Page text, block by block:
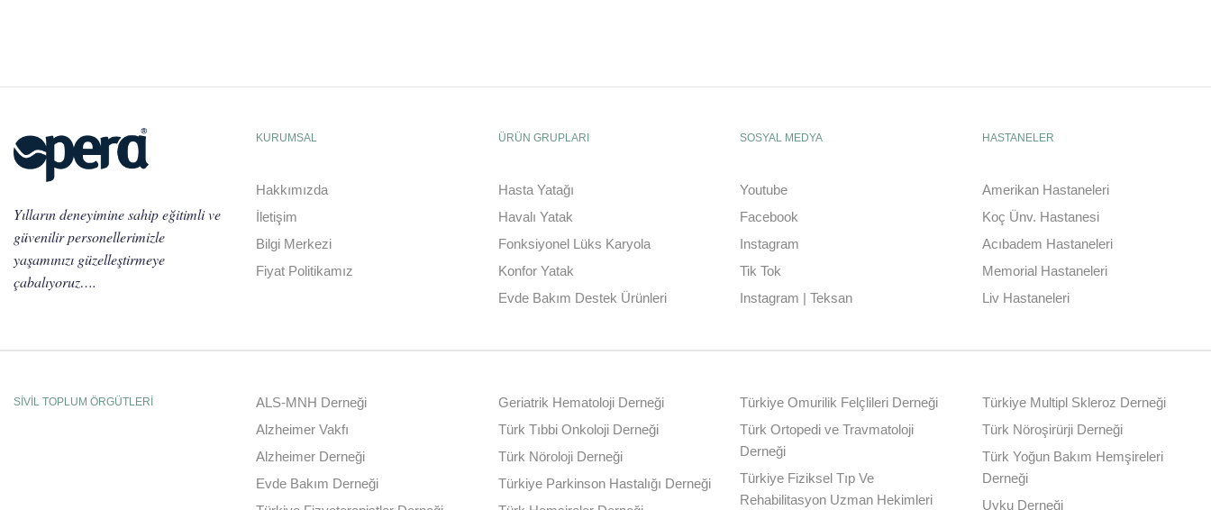
Yılların deneyimine sahip eğitimli ve
güvenilir personellerimizle
yaşamınızı güzelleştirmeye
çabalıyoruz….
KURUMSAL
Hakkımızda
İletişim
Bilgi Merkezi
Fiyat Politikamız
ÜRÜN GRUPLARI
Hasta Yatağı
Havalı Yatak
Fonksiyonel Lüks Karyola
Konfor Yatak
Evde Bakım Destek Ürünleri
SOSYAL MEDYA
Youtube
Facebook
Instagram
Tik Tok
Instagram | Teksan
HASTANELER
Amerikan Hastaneleri
Koç Ünv. Hastanesi
Acıbadem Hastaneleri
Memorial Hastaneleri
Liv Hastaneleri
SİVİL TOPLUM ÖRGÜTLERİ
ALS-MNH Derneği
Alzheimer Vakfı
Alzheimer Derneği
Evde Bakım Derneği
Geriatrik Hematoloji Derneği
Türk Tıbbi Onkoloji Derneği
Türk Nöroloji Derneği
Türkiye Parkinson Hastalığı Derneği
Türkiye Omurilik Felçlileri Derneği
Türk Ortopedi ve Travmatoloji
Derneği
Türkiye Fiziksel Tıp Ve
Rehabilitasyon Uzman Hekimleri
Türkiye Multipl Skleroz Derneği
Türk Nöroşirürji Derneği
Türk Yoğun Bakım Hemşireleri
Derneği
Uyku Derneği